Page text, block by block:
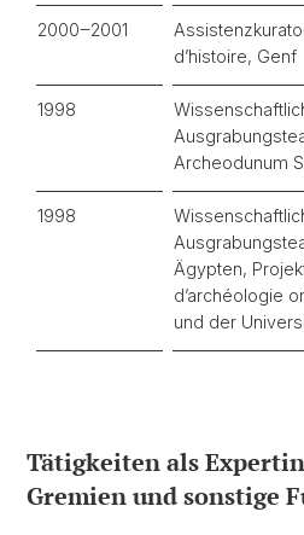
2000‒2001
d’histoire, Genf
1998
Archeodunum
1998
Ägypten,
d’archéologie
und der
Tätigkeiten als
Gremien und sonstige